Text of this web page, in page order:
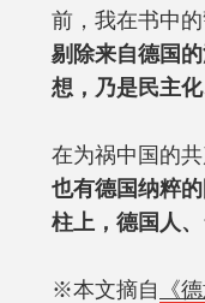
前，我在书中
剔除来自德国
想，乃是民主
在为祸中国的
也有德国纳粹
柱上，德国人
※本文摘自 《